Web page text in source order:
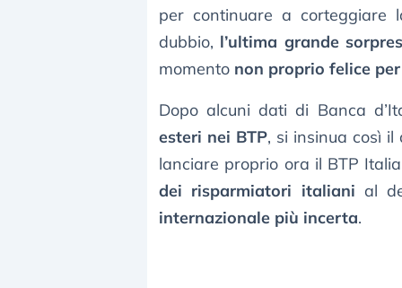
per continuare a corteggiare
dubbio, l’ultima grande
momento non proprio felice
Dopo alcuni dati di Banca
esteri nei BTP, si insinua così
lanciare proprio ora il BTP
dei risparmiatori italiani al
internazionale più incerta.